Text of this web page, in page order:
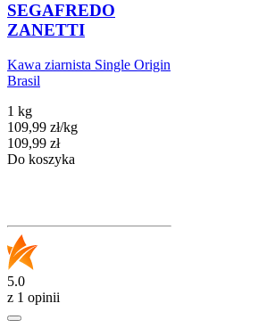
SEGAFREDO
ZANETTI
Kawa ziarnista Single Origin
Brasil
1 kg
109,99 zł/kg
Cena
109,99 zł
Do koszyka
5.0
z 1 opinii